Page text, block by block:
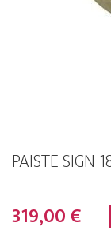
PAISTE SIGN
319,00 €